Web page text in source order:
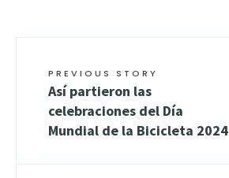
PREVIOUS STORY
Así partieron las
celebraciones del Día
Mundial de la Bicicleta 2024